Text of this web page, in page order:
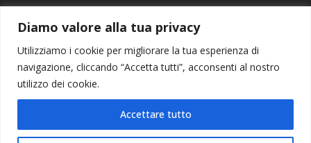
Diamo valore alla tua privacy
Utilizziamo i cookie per migliorare la tua esperienza di
navigazione, cliccando “Accetta tutti”, acconsenti al nostro
utilizzo dei cookie.
Accettare tutto
Designed byElegant Themes| Powered by